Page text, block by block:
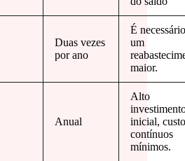
Duas vezes
por ano
É necessário
um
maior.
Anual
Alto
inicial,
contínuos
mínimos.